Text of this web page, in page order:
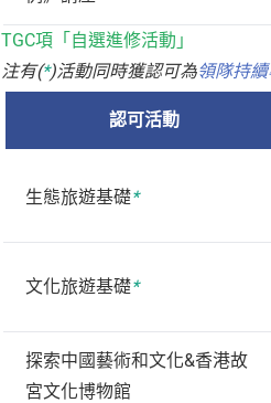
TGC項「自選進修活動」
注有(*)活動同時獲認可為領隊持
認可活動
生態旅遊基礎*
文化旅遊基礎*
探索中國藝術和文化&香港故
宮文化博物館